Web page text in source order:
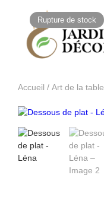
Accueil / Art de la table
Rupture de stock